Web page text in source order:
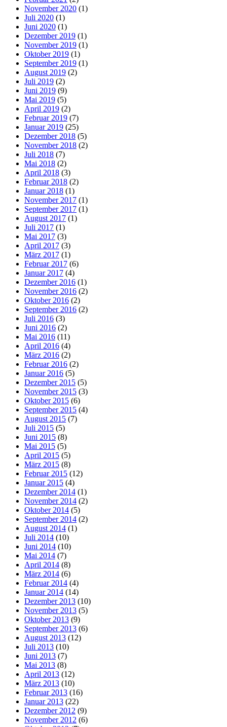
November 2020 (1)
Juli 2020 (1)
Juni 2020 (1)
Dezember 2019 (1)
November 2019 (1)
Oktober 2019 (1)
September 2019 (1)
August 2019 (2)
Juli 2019 (2)
Juni 2019 (9)
Mai 2019 (5)
April 2019 (2)
Februar 2019 (7)
Januar 2019 (25)
Dezember 2018 (5)
November 2018 (2)
Juli 2018 (7)
Mai 2018 (2)
April 2018 (3)
Februar 2018 (2)
Januar 2018 (1)
November 2017 (1)
September 2017 (1)
August 2017 (1)
Juli 2017 (1)
Mai 2017 (3)
April 2017 (3)
März 2017 (1)
Februar 2017 (6)
Januar 2017 (4)
Dezember 2016 (1)
November 2016 (2)
Oktober 2016 (2)
September 2016 (2)
Juli 2016 (3)
Juni 2016 (2)
Mai 2016 (11)
April 2016 (4)
März 2016 (2)
Februar 2016 (2)
Januar 2016 (5)
Dezember 2015 (5)
November 2015 (3)
Oktober 2015 (6)
September 2015 (4)
August 2015 (7)
Juli 2015 (5)
Juni 2015 (8)
Mai 2015 (5)
April 2015 (5)
März 2015 (8)
Februar 2015 (12)
Januar 2015 (4)
Dezember 2014 (1)
November 2014 (2)
Oktober 2014 (5)
September 2014 (2)
August 2014 (1)
Juli 2014 (10)
Juni 2014 (10)
Mai 2014 (7)
April 2014 (8)
März 2014 (6)
Februar 2014 (4)
Januar 2014 (14)
Dezember 2013 (10)
November 2013 (5)
Oktober 2013 (9)
September 2013 (6)
August 2013 (12)
Juli 2013 (10)
Juni 2013 (7)
Mai 2013 (8)
April 2013 (12)
März 2013 (10)
Februar 2013 (16)
Januar 2013 (22)
Dezember 2012 (9)
November 2012 (6)